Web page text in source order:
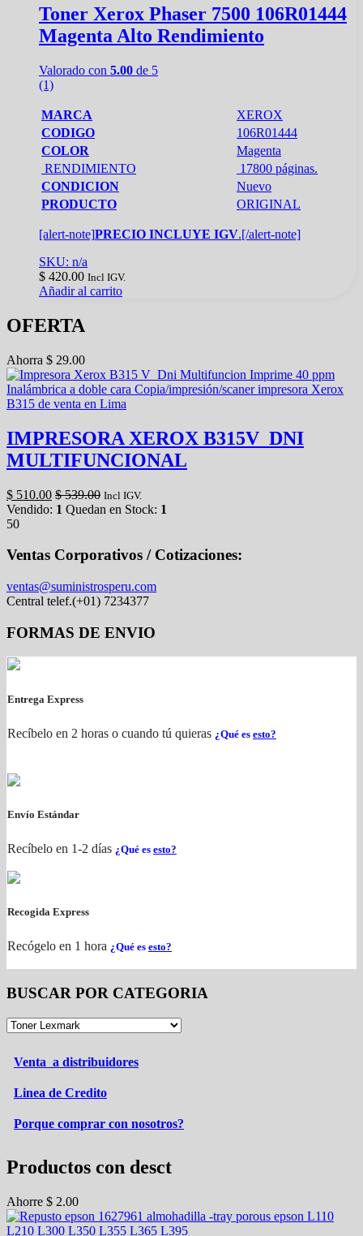
Toner Xerox Phaser 7500 106R01444
Magenta Alto Rendimiento
Valorado con 5.00 de 5
(1)
MARCA
XEROX
CODIGO
106R01444
COLOR
Magenta
RENDIMIENTO
17800 páginas.
CONDICION
Nuevo
PRODUCTO
ORIGINAL
[alert-note]PRECIO INCLUYE IGV.[/alert-note]
SKU: n/a
$ 420.00 Incl IGV.
Añadir al carrito
OFERTA
Ahorra $ 29.00
IMPRESORA XEROX B315V_DNI
MULTIFUNCIONAL
$ 510.00 $539.00 Incl IGV.
Vendido: 1 Quedan en Stock: 1
50
Ventas Corporativos / Cotizaciones:
ventas@suministrosperu.com
Central telef.(+01) 7234377
FORMAS DE ENVIO
Entrega Express
Recíbelo en 2 horas o cuando tú quieras ¿Qué es esto?
Envío Estándar
Recíbelo en 1-2 días ¿Qué es esto?
Recogida Express
Recógelo en 1 hora ¿Qué es esto?
BUSCAR POR CATEGORIA
Venta a distribuidores
Linea de Credito
Porque comprar con nosotros?
Productos con desct
Ahorre $ 2.00